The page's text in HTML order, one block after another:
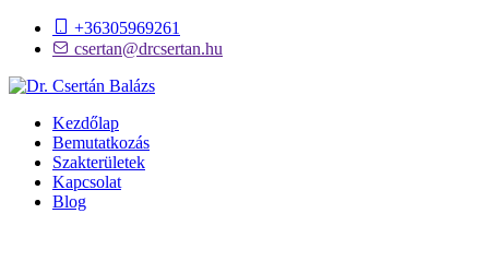
+36305969261
csertan@drcsertan.hu
Kezdőlap
Bemutatkozás
Szakterületek
Kapcsolat
Blog